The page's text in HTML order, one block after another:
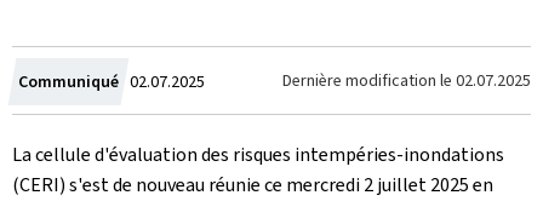
Communiqué Crée
le
02.07.2025 Dernière modification le 02.07.2025
La cellule d'évaluation des risques intempéries-inondations
(CERI) s'est de nouveau réunie ce mercredi 2 juillet 2025 en